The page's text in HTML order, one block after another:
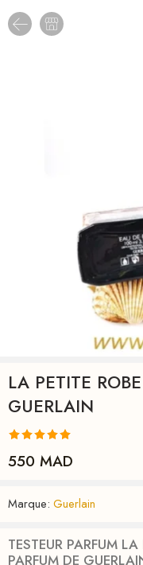
LA PETITE
GUERLAIN
Noté 5.00
1
client
550 MAD
Marque: Guerlain
TESTEUR PARFUM
PARFUM DE